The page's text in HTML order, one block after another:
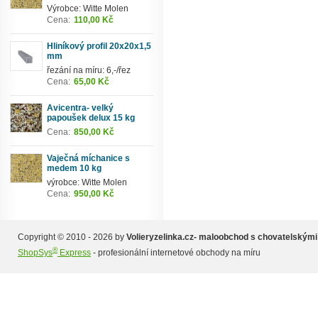
Výrobce: Witte Molen
Cena: 110,00 Kč
Hliníkový profil 20x20x1,5
mm
řezání na míru: 6,-/řez
Cena: 65,00 Kč
Avicentra- velký
papoušek delux 15 kg
Cena: 850,00 Kč
Vaječná míchanice s
medem 10 kg
výrobce: Witte Molen
Cena: 950,00 Kč
Copyright © 2010 - 2026 by Volieryzelinka.cz- maloobchod s
ShopSys®Express - profesionální internetové obchody na míru